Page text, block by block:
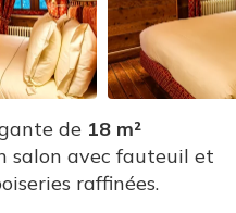
de 18 m²
salon avec fauteuil et
raffinées.